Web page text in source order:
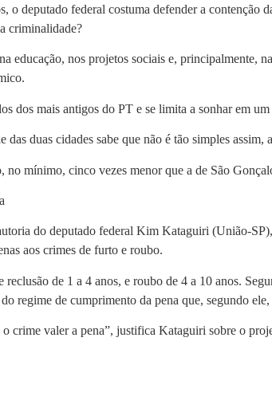
o deputado federal costuma defender a contenção
criminalidade?
educação, nos projetos sociais e, principalmente,
dos mais antigos do PT e se limita a sonhar em
das duas cidades sabe que não é tão simples assim,
no mínimo, cinco vezes menor que a de São
do deputado federal Kim Kataguiri (União-
aos crimes de furto e roubo.
de 1 a 4 anos, e roubo de 4 a 10 anos.
regime de cumprimento da pena que, segundo
crime valer a pena”, justifica Kataguiri sobre o